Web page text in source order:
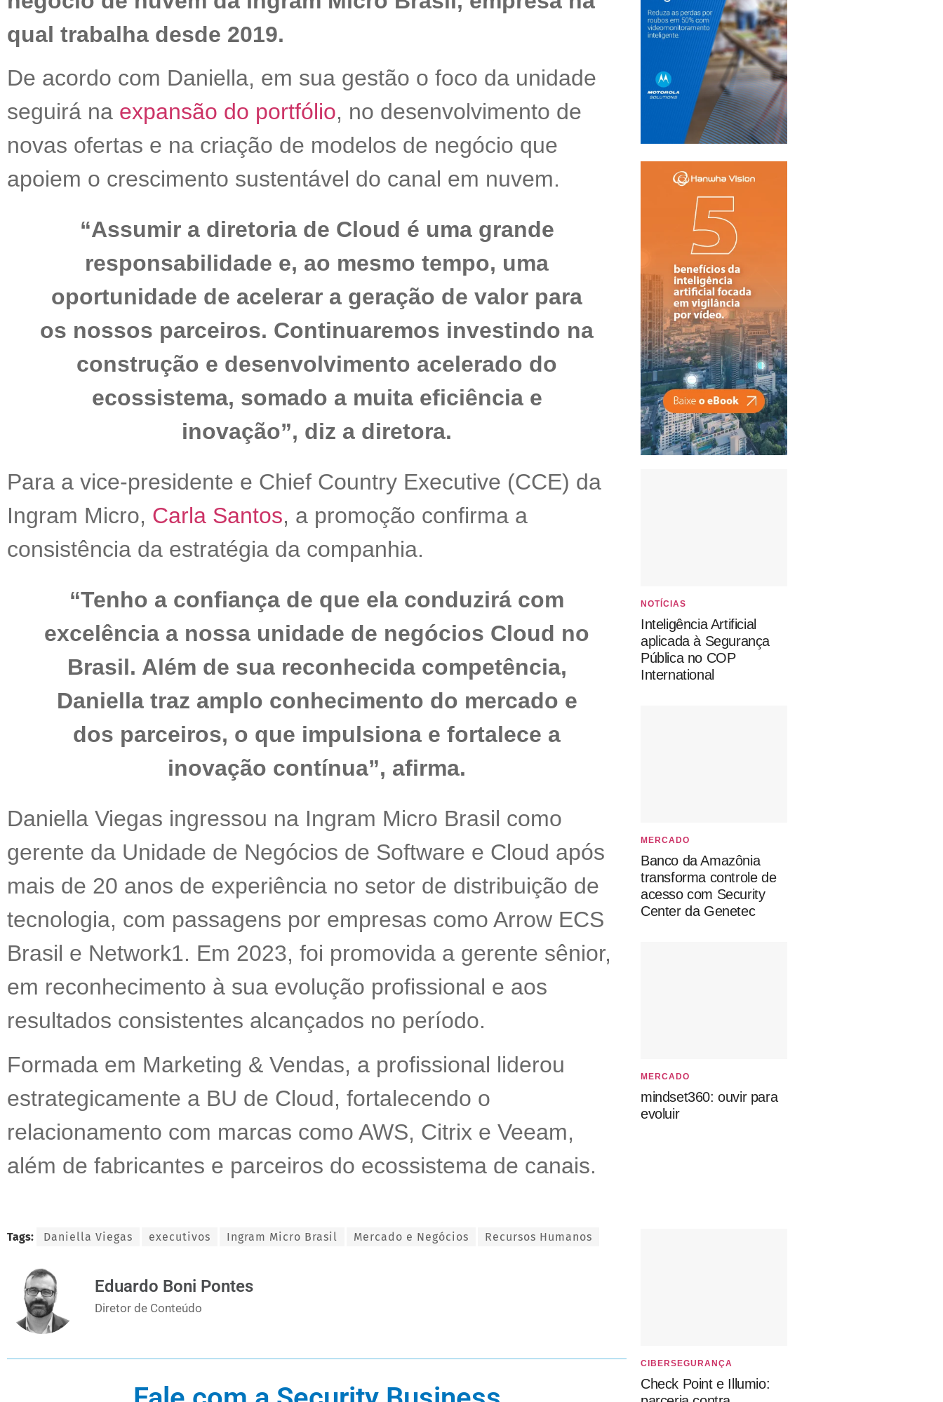
qual trabalha desde 2019.
De acordo com Daniella, em sua gestão o foco da unidade
seguirá na expansão do portfólio, no desenvolvimento de
novas ofertas e na criação de modelos de negócio que
apoiem o crescimento sustentável do canal em nuvem.
“Assumir a diretoria de Cloud é uma grande
responsabilidade e, ao mesmo tempo, uma
oportunidade de acelerar a geração de valor para
os nossos parceiros. Continuaremos investindo na
construção e desenvolvimento acelerado do
ecossistema, somado a muita eficiência e
inovação”, diz a diretora.
Para a vice-presidente e Chief Country Executive (CCE) da
Ingram Micro, Carla Santos, a promoção confirma a
consistência da estratégia da companhia.
“Tenho a confiança de que ela conduzirá com
excelência a nossa unidade de negócios Cloud no
Brasil. Além de sua reconhecida competência,
Daniella traz amplo conhecimento do mercado e
dos parceiros, o que impulsiona e fortalece a
inovação contínua”, afirma.
Daniella Viegas ingressou na Ingram Micro Brasil como
gerente da Unidade de Negócios de Software e Cloud após
mais de 20 anos de experiência no setor de distribuição de
tecnologia, com passagens por empresas como Arrow ECS
Brasil e Network1. Em 2023, foi promovida a gerente sênior,
em reconhecimento à sua evolução profissional e aos
resultados consistentes alcançados no período.
Formada em Marketing & Vendas, a profissional liderou
estrategicamente a BU de Cloud, fortalecendo o
relacionamento com marcas como AWS, Citrix e Veeam,
além de fabricantes e parceiros do ecossistema de canais.
Tags: Daniella Viegas executivos Ingram Micro Brasil Mercado e Negócios Recursos Humanos
Eduardo Boni Pontes
Diretor de Conteúdo
NOTÍCIAS
Inteligência Artificial
aplicada à Segurança
Pública no COP
International
MERCADO
Banco da Amazônia
transforma controle de
acesso com Security
Center da Genetec
MERCADO
mindset360: ouvir para
evoluir
CIBERSEGURANÇA
Check Point e Illumio: